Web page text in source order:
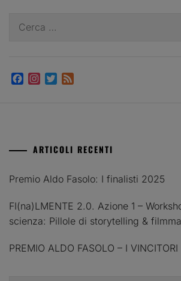
per:
Facebook
Instagram
Twitter
ARTICOLI RECENTI
Premio Aldo Fasolo: I finalisti 2025
FI(na)LMENTE 2.0. Azione 1 –
scienza: Pillole di storytelling &
PREMIO ALDO FASOLO – I